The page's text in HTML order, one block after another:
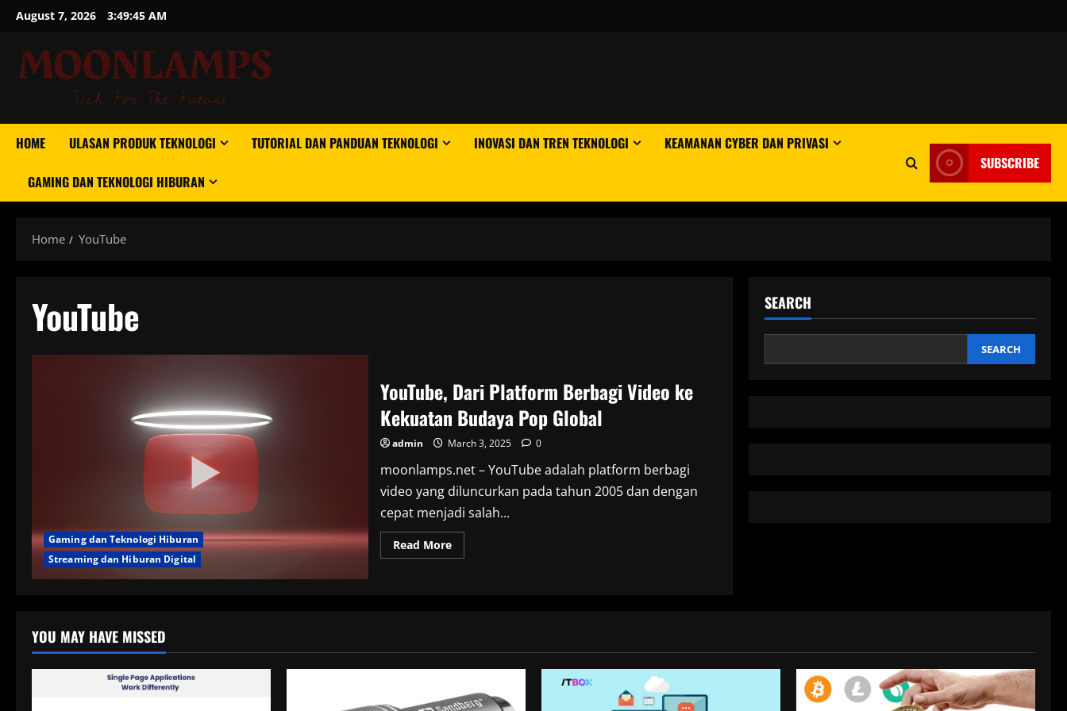
Skip
content
August 7, 2026 3:49:46 AM
HOME ULASAN PRODUK TEKNOLOGI TUTORIAL DAN PANDUAN TEKNOLOGI INOVASI DAN TREN TEKNOLOGI KEAMANAN CYBER DAN PRIVASI
GAMING DAN TEKNOLOGI HIBURAN
SUBSCRIBE
Home YouTube
YouTube
Gaming dan Teknologi Hiburan
Streaming dan Hiburan Digital
YouTube, Dari Platform Berbagi Video ke
Kekuatan Budaya Pop Global
admin March 3, 2025 0
moonlamps.net – YouTube adalah platform berbagi
video yang diluncurkan pada tahun 2005 dan dengan
cepat menjadi salah...
Read MoreRead
more
Budaya
Pop
SEARCH
SEARCH
YOU MAY HAVE MISSED